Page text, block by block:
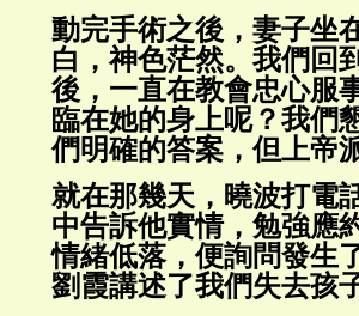
動完手術之後，妻子坐
白，神色茫然。我們回
後，一直在教會忠心服
臨在她的身上呢？我們
們明確的答案，但上帝
就在那幾天，曉波打電
中告訴他實情，勉強應
情緒低落，便詢問發生
劉霞講述了我們失去孩